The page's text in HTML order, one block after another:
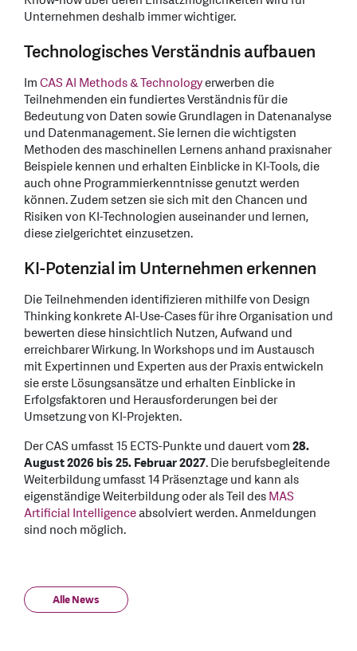
Unternehmen deshalb immer wichtiger.
Technologisches Verständnis aufbauen
ImCAS AI Methods & Technologyerwerben die
Teilnehmenden ein fundiertes Verständnis für die
Bedeutung von Daten sowie Grundlagen in Datenanalyse
und Datenmanagement. Sie lernen die wichtigsten
Methoden des maschinellen Lernens anhand praxisnaher
Beispiele kennen und erhalten Einblicke in KI-Tools, die
auch ohne Programmierkenntnisse genutzt werden
können. Zudem setzen sie sich mit den Chancen und
Risiken von KI-Technologien auseinander und lernen,
diese zielgerichtet einzusetzen.
KI-Potenzial im Unternehmen erkennen
Die Teilnehmenden identifizieren mithilfe von Design
Thinking konkrete AI-Use-Cases für ihre Organisation und
bewerten diese hinsichtlich Nutzen, Aufwand und
erreichbarer Wirkung. In Workshops und im Austausch
mit Expertinnen und Experten aus der Praxis entwickeln
sie erste Lösungsansätze und erhalten Einblicke in
Erfolgsfaktoren und Herausforderungen bei der
Umsetzung von KI-Projekten.
Der CAS umfasst 15 ECTS-Punkte und dauert vom28.
August 2026 bis 25. Februar 2027. Die berufsbegleitende
Weiterbildung umfasst 14 Präsenztage und kann als
eigenständige Weiterbildung oder als Teil desMAS
Artificial Intelligenceabsolviert werden. Anmeldungen
sind noch möglich.
Alle News